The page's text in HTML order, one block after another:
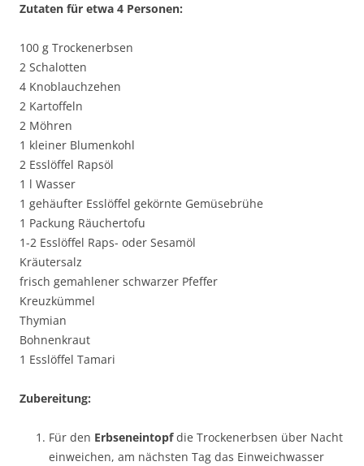
Zutaten für etwa 4 Personen:
100 g Trockenerbsen
2 Schalotten
4 Knoblauchzehen
2 Kartoffeln
2 Möhren
1 kleiner Blumenkohl
2 Esslöffel Rapsöl
1 l Wasser
1 gehäufter Esslöffel gekörnte Gemüsebrühe
1 Packung Räuchertofu
1-2 Esslöffel Raps- oder Sesamöl
Kräutersalz
frisch gemahlener schwarzer Pfeffer
Kreuzkümmel
Thymian
Bohnenkraut
1 Esslöffel Tamari
Zubereitung:
Für den Erbseneintopfdie Trockenerbsen über Nacht
einweichen, am nächsten Tag das Einweichwasser